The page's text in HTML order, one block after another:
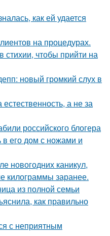
как ей удается
на процедурах.
стихии, чтобы прийти на
новый громкий слух в
а не за
российского блогера
в его дом с ножами и
новогодних каникул,
килограммы заранее.
из полной семьи
как правильно
с неприятным